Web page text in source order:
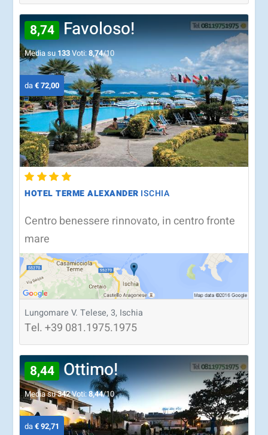
8,74 Favoloso!
Media su133Voti:8,74/10
da€ 72,00
HOTEL TERME ALEXANDER ISCHIA
Centro benessere rinnovato, in centro fronte
mare
Lungomare V. Telese, 3, Ischia
Tel.+39 081.1975.1975
8,44 Ottimo!
Media su342Voti:8,44/10
da€ 92,71